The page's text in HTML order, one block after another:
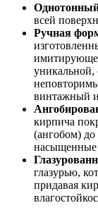
всей
Ручная
уникальной,
винтажный
кирпича
(ангобом) до
насыщенные
глазурью,
придавая